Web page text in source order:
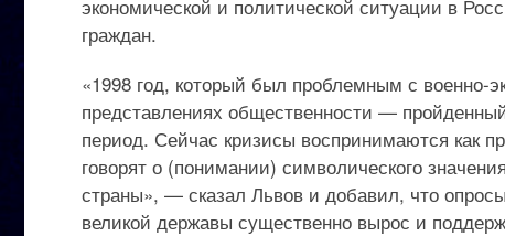
экономической и политической ситуации в
граждан.
«1998 год, который был проблемным с военно-
представлениях общественности —
период. Сейчас кризисы воспринимаются как
говорят о (понимании) символического
страны», — сказал Львов и добавил, что
великой державы существенно вырос и